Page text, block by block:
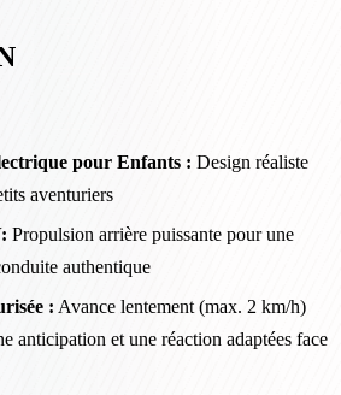
pour Enfants : Design réaliste
aventuriers
Propulsion arrière puissante pour une
authentique
: Avance lentement (max. 2 km/h)
anticipation et une réaction adaptées face